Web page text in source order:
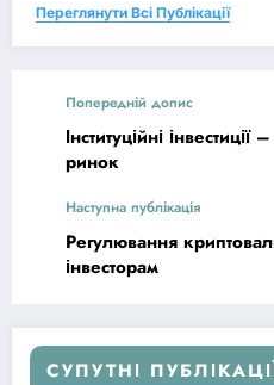
Переглянути Всі Публікації
Попередній допис
Інституційні
ринок
Наступна публікація
Регулювання
інвесторам
СУПУТНІ